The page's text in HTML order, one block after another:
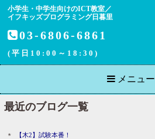
小学生・中学生向けのICT教室／
イフキッズプログラミング日暮里
03-6806-6861
(平日10:00～18:30)
メニュー
最近のブログ一覧
【木2】試験本番！